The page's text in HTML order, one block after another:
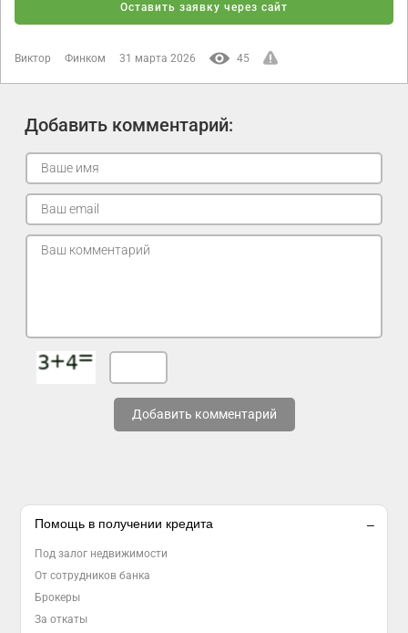
Оставить заявку через сайт
Виктор Финком 31 марта 2026 45
Добавить комментарий:
Добавить комментарий
Помощь в получении кредита
Под залог недвижимости
От сотрудников банка
Брокеры
За откаты